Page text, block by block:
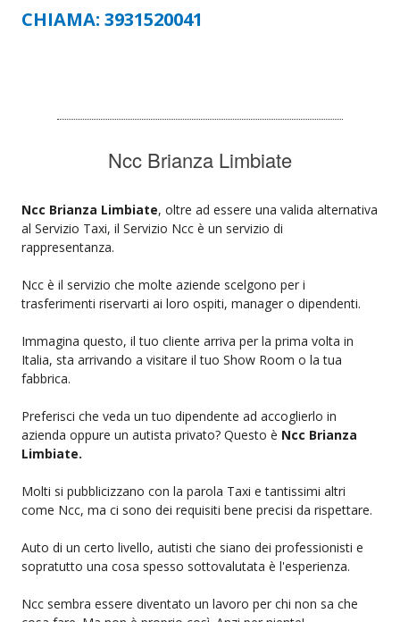
CHIAMA: 3931520041
Ncc Brianza Limbiate
Ncc Brianza Limbiate, oltre ad essere una valida alternativa
al Servizio Taxi, il Servizio Ncc è un servizio di
rappresentanza.
Ncc è il servizio che molte aziende scelgono per i
trasferimenti riservarti ai loro ospiti, manager o dipendenti.
Immagina questo, il tuo cliente arriva per la prima volta in
Italia, sta arrivando a visitare il tuo Show Room o la tua
fabbrica.
Preferisci che veda un tuo dipendente ad accoglierlo in
azienda oppure un autista privato? Questo è Ncc Brianza
Limbiate.
Molti si pubblicizzano con la parola Taxi e tantissimi altri
come Ncc, ma ci sono dei requisiti bene precisi da rispettare.
Auto di un certo livello, autisti che siano dei professionisti e
sopratutto una cosa spesso sottovalutata è l'esperienza.
Ncc sembra essere diventato un lavoro per chi non sa che